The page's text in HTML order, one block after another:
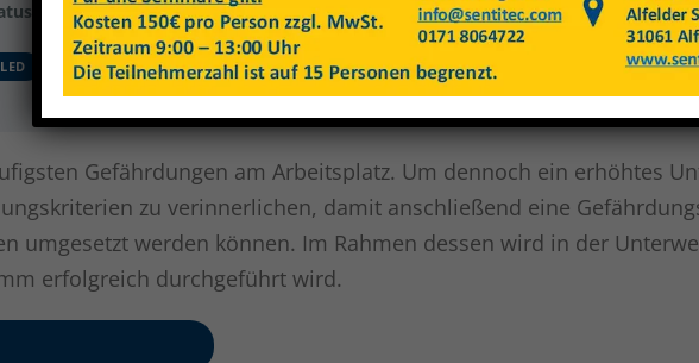
Price
Closed
Gefährdungen am Arbeitsplatz. Um dennoch ein erhöhtes
zu verinnerlichen, damit anschließend eine
umgesetzt werden können. Im Rahmen dessen wird in der
erfolgreich durchgeführt wird.